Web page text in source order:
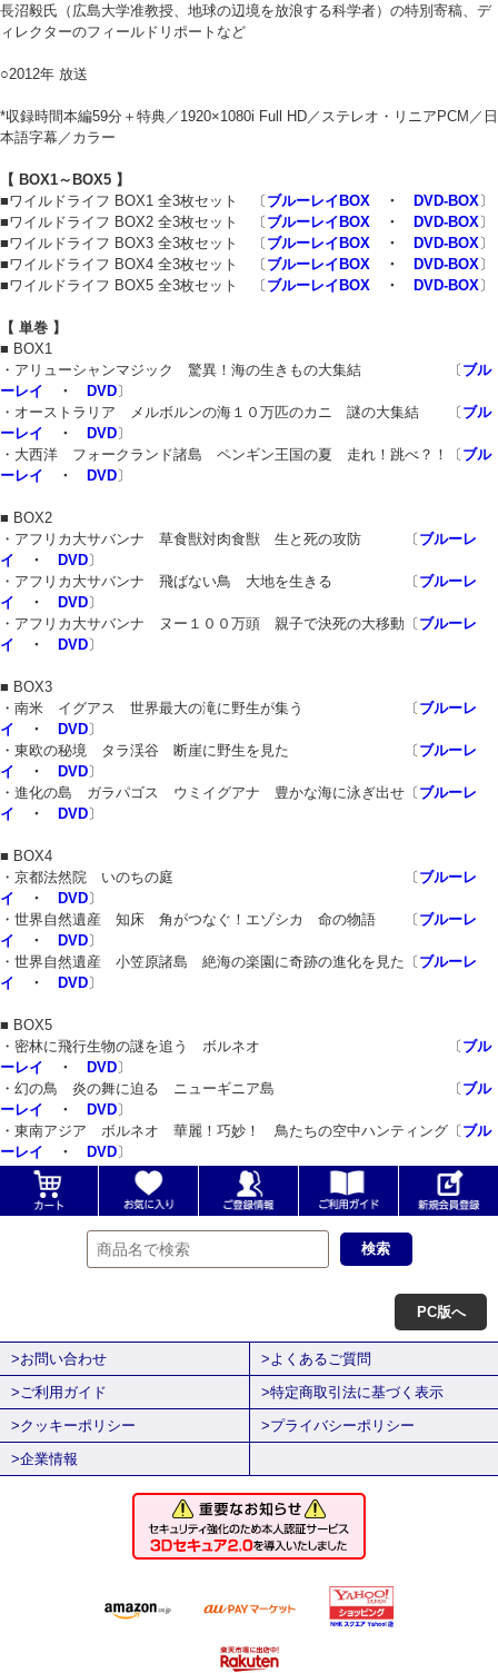
長沼毅氏（広島大学准教授、地球の辺境を放浪する科学者）の特別寄稿、デ
ィレクターのフィールドリポートなど
○2012年 放送
*収録時間本編59分＋特典／1920×1080i Full HD／ステレオ・リニアPCM／日
本語字幕／カラー
【 BOX1～BOX5 】
■ワイルドライフ BOX1 全3枚セット 〔 ブルーレイBOX ・ DVD-BOX 〕
■ワイルドライフ BOX2 全3枚セット 〔 ブルーレイBOX ・ DVD-BOX 〕
■ワイルドライフ BOX3 全3枚セット 〔 ブルーレイBOX ・ DVD-BOX 〕
■ワイルドライフ BOX4 全3枚セット 〔 ブルーレイBOX ・ DVD-BOX 〕
■ワイルドライフ BOX5 全3枚セット 〔 ブルーレイBOX ・ DVD-BOX 〕
【 単巻 】
■ BOX1
・アリューシャンマジック 驚異！海の生きもの大集結 〔 ブル
ーレイ ・ DVD〕
・オーストラリア メルボルンの海１０万匹のカニ 謎の大集結 〔 ブル
ーレイ ・ DVD〕
・大西洋 フォークランド諸島 ペンギン王国の夏 走れ！跳べ？！〔 ブル
ーレイ ・ DVD〕
■ BOX2
・アフリカ大サバンナ 草食獣対肉食獣 生と死の攻防 〔 ブルーレ
イ ・ DVD〕
・アフリカ大サバンナ 飛ばない鳥 大地を生きる 〔 ブルーレ
イ ・ DVD〕
・アフリカ大サバンナ ヌー１００万頭 親子で決死の大移動〔 ブルーレ
イ ・ DVD〕
■ BOX3
・南米 イグアス 世界最大の滝に野生が集う 〔 ブルーレ
イ ・ DVD〕
・東欧の秘境 タラ渓谷 断崖に野生を見た 〔 ブルーレ
イ ・ DVD〕
・進化の島 ガラパゴス ウミイグアナ 豊かな海に泳ぎ出せ〔 ブルーレ
イ ・ DVD〕
■ BOX4
・京都法然院 いのちの庭 〔 ブルーレ
イ ・ DVD〕
・世界自然遺産 知床 角がつなぐ！エゾシカ 命の物語 〔 ブルーレ
イ ・ DVD〕
・世界自然遺産 小笠原諸島 絶海の楽園に奇跡の進化を見た〔 ブルーレ
イ ・ DVD〕
■ BOX5
・密林に飛行生物の謎を追う ボルネオ 〔 ブル
ーレイ ・ DVD〕
・幻の鳥 炎の舞に迫る ニューギニア島 〔 ブル
ーレイ ・ DVD〕
・東南アジア ボルネオ 華麗！巧妙！ 鳥たちの空中ハンティング〔 ブル
ーレイ ・ DVD〕
PC版へ
>お問い合わせ
>よくあるご質問
>ご利用ガイド
>特定商取引法に基づく表示
>クッキーポリシー
>プライバシーポリシー
>企業情報